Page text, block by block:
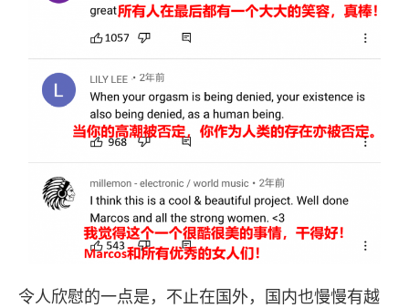
令人欣慰的一点是，不止在国外，国内也慢慢有越